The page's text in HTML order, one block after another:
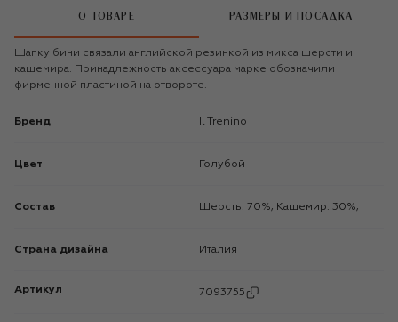
О ТОВАРЕ РАЗМЕРЫ И ПОСАДКА
Шапку бини связали английской резинкой из микса шерсти и
кашемира. Принадлежность аксессуара марке обозначили
фирменной пластиной на отвороте.
Бренд Il Trenino
Цвет Голубой
Состав Шерсть: 70%; Кашемир: 30%;
Страна дизайна Италия
Артикул 7093755